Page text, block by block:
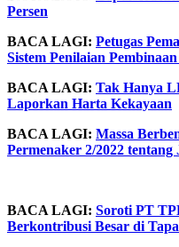
Persen
BACA LAGI: Petugas
Sistem Penilaian
BACA LAGI: Tak Hanya
Laporkan Harta Kekayaan
BACA LAGI: Massa
Permenaker 2/2022 tentang
BACA LAGI: Soroti PT
Berkontribusi Besar di